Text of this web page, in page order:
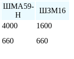
ШМА59-
Н
ШЗМ16
4000
1600
660
660